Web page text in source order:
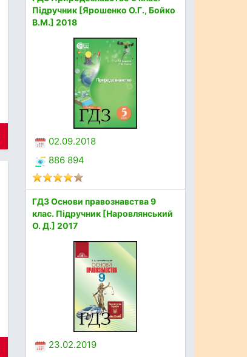
Підручник [Ярошенко О.Г., Бойко
В.М.] 2018
02.09.2018
886 894
ГДЗ Основи правознавства 9
клас. Підручник [Наровлянський
О. Д.] 2017
23.02.2019